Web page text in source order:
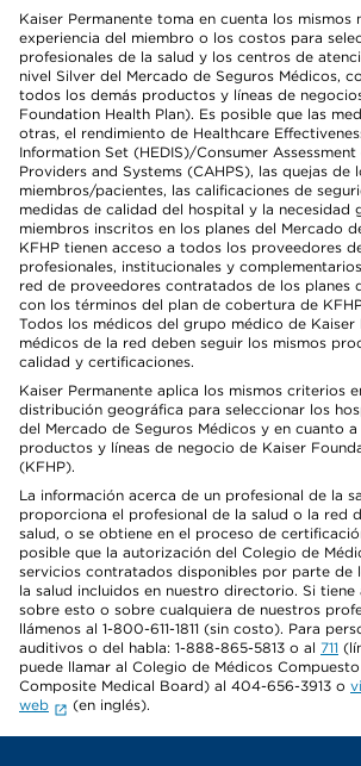
Kaiser Permanente toma en cuenta los mismos
experiencia del miembro o los costos para
profesionales de la salud y los centros de
nivel Silver del Mercado de Seguros Médicos,
todos los demás productos y líneas de
Foundation Health Plan). Es posible que las
otras, el rendimiento de Healthcare
Information Set (HEDIS)/Consumer
Providers and Systems (CAHPS), las quejas de
miembros/pacientes, las calificaciones de
medidas de calidad del hospital y la necesidad
miembros inscritos en los planes del Mercado
KFHP tienen acceso a todos los proveedores
profesionales, institucionales y
red de proveedores contratados de los planes
con los términos del plan de cobertura de
Todos los médicos del grupo médico de Kaiser
médicos de la red deben seguir los mismos
calidad y certificaciones.
Kaiser Permanente aplica los mismos criterios
distribución geográfica para seleccionar los
del Mercado de Seguros Médicos y en cuanto
productos y líneas de negocio de Kaiser
(KFHP).
La información acerca de un profesional de la
proporciona el profesional de la salud o la red
salud, o se obtiene en el proceso de
posible que la autorización del Colegio de
servicios contratados disponibles por parte de
la salud incluidos en nuestro directorio. Si tiene
sobre esto o sobre cualquiera de nuestros
llámenos al 1-800-611-1811 (sin costo). Para
auditivos o del habla: 1-888-865-5813 o al 711
puede llamar al Colegio de Médicos
Composite Medical Board) al 404-656-3913 o
web
(en inglés).